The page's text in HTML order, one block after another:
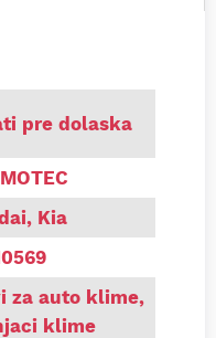
Hyundai IX35 Kia
pre dolaska
Kia
za auto klime,
klime